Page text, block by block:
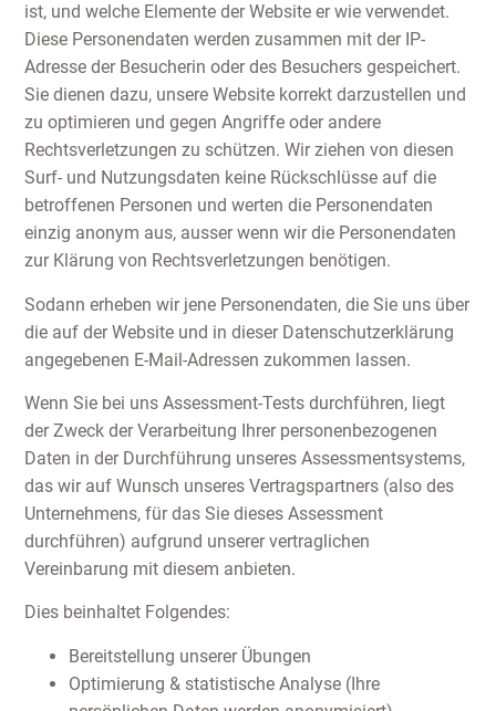
ist, und welche Elemente der Website er wie verwendet.
Diese Personendaten werden zusammen mit der IP-
Adresse der Besucherin oder des Besuchers gespeichert.
Sie dienen dazu, unsere Website korrekt darzustellen und
zu optimieren und gegen Angriffe oder andere
Rechtsverletzungen zu schützen. Wir ziehen von diesen
Surf- und Nutzungsdaten keine Rückschlüsse auf die
betroffenen Personen und werten die Personendaten
einzig anonym aus, ausser wenn wir die Personendaten
zur Klärung von Rechtsverletzungen benötigen.
Sodann erheben wir jene Personendaten, die Sie uns über
die auf der Website und in dieser Datenschutzerklärung
angegebenen E-Mail-Adressen zukommen lassen.
Wenn Sie bei uns Assessment-Tests durchführen, liegt
der Zweck der Verarbeitung Ihrer personenbezogenen
Daten in der Durchführung unseres Assessmentsystems,
das wir auf Wunsch unseres Vertragspartners (also des
Unternehmens, für das Sie dieses Assessment
durchführen) aufgrund unserer vertraglichen
Vereinbarung mit diesem anbieten.
Dies beinhaltet Folgendes:
Bereitstellung unserer Übungen
Optimierung & statistische Analyse (Ihre